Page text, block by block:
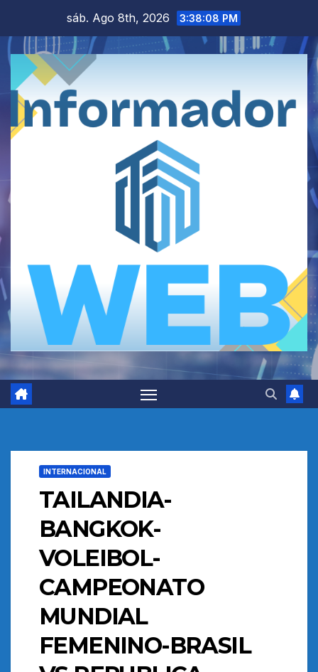
contenido
sáb. Ago 8th, 2026 3:38:09 PM
INTERNACIONAL
TAILANDIA-
BANGKOK-
VOLEIBOL-
CAMPEONATO
MUNDIAL
FEMENINO-BRASIL